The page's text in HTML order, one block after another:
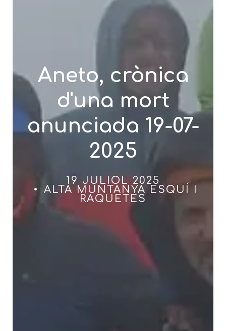
Aneto, crònica
d'una mort
anunciada 19-07-
2025
19 JULIOL 2025
ALTA MUNTANYA ESQUÍ I
RAQUETES